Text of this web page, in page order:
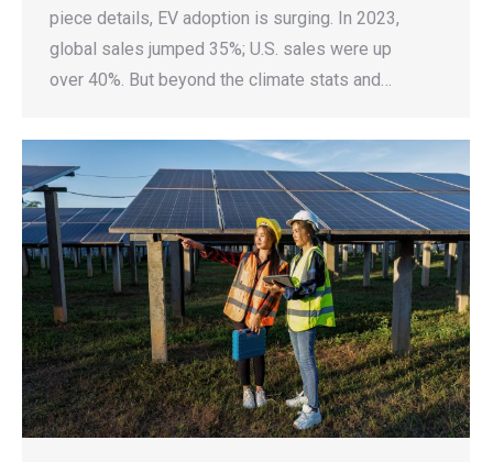
piece details, EV adoption is surging. In 2023,
global sales jumped 35%; U.S. sales were up
over 40%. But beyond the climate stats and…